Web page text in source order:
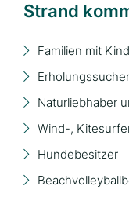
Strand
Familien mit
Naturliebhaber
Wind-,
Hundebesitzer